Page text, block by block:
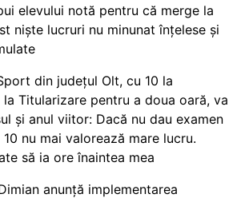
elevului notă pentru că merge la
niște lucruri nu minunat înțelese și
din județul Olt, cu 10 la
Titularizare pentru a doua oară, va
și anul viitor: Dacă nu dau examen
nu mai valorează mare lucru.
să ia ore înaintea mea
anunță implementarea